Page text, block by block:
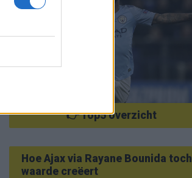
👉 Top5 overzicht
Hoe Ajax via Rayane Bounida toch
waarde creëert